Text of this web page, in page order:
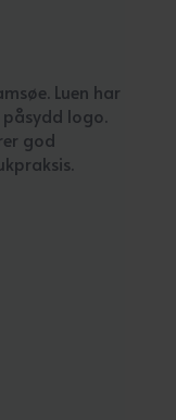
Luen har
logo.
god